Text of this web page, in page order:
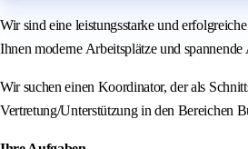
Wir sind eine leistungsstarke und
Ihnen moderne Arbeitsplätze und spannende
Wir suchen einen Koordinator, der als
Vertretung/Unterstützung in den Bereichen